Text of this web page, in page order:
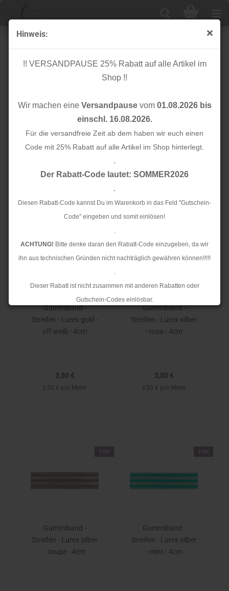
Hinweis:
!! VERSANDPAUSE 25% Rabatt auf alle Artikel im
Shop !!
Wir machen eine Versandpausevom 01.08.2026 bis
einschl. 16.08.2026.
Für die versandfreie Zeit ab dem haben wir euch einen
Code mit 25% Rabatt auf alle Artikel im Shop hinterlegt.
.
Der Rabatt-Code lautet: SOMMER2026
.
Diesen Rabatt-Code kannst Du im Warenkorb in das Feld "Gutschein-
Code" eingeben und somit einlösen!
.
ACHTUNG! Bitte denke daran den Rabatt-Code einzugeben, da wir
ihn aus technischen Gründen nicht nachträglich gewähren können!!!!!
.
Dieser Rabatt ist nicht zusammen mit anderen Rabatten oder
Gutschein-Codes einlösbar.
Ab dem 17.08.2026 versenden wir wieder wie gewohnt. Aufgrund des
Gummibänder
Sortieren nach Alle Hersteller
24 pro Seite
« 1 2 3
Gummiband -
Streifen - Lurex gold -
off weiß - 4cm
3,50 €
3,50 € pro Meter
Gummiband -
Streifen - Lurex silber
- rosa - 4cm
3,50 €
3,50 € pro Meter
Gummiband -
Streifen - Lurex silber
- taupe - 4cm
Gummiband -
Streifen - Lurex silber
- mint - 4cm